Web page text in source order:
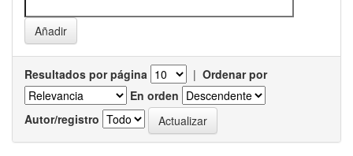
Resultados por página | Ordenar por
En orden
Autor/registro